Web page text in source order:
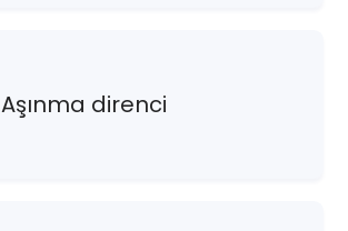
Aşınma direnci